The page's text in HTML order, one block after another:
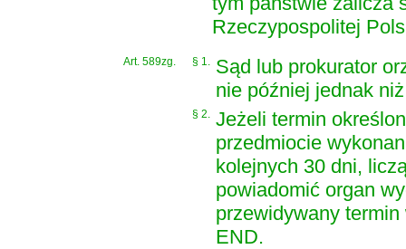
Rzeczypospolitej
Art. 589zg. § 1.
Sąd lub prokurator
nie później jednak
§ 2.
Jeżeli termin
przedmiocie
kolejnych 30 dni,
powiadomić organ
przewidywany
END.